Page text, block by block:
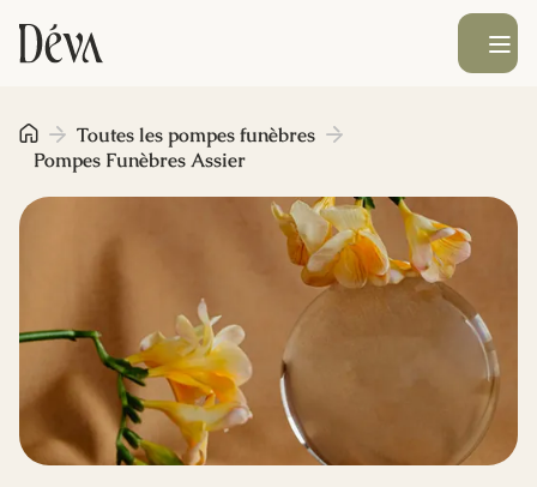
Obsèques
Prévoyance
Monument funéraire
Livraison de fleurs
Blog
Ouvrir le
Toutes les pompes funèbres
Pompes Funèbres Assier